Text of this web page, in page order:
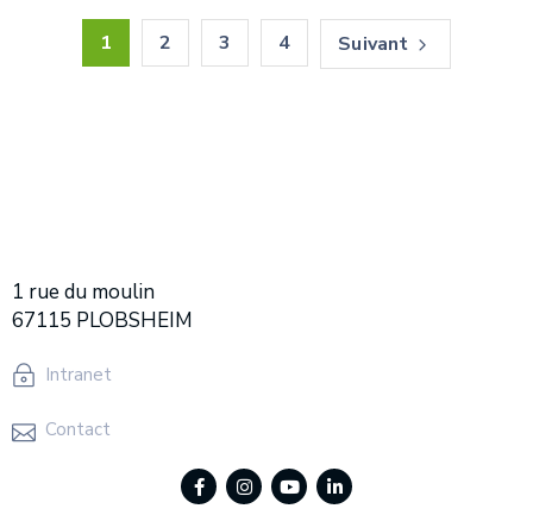
1 2 3 4 Suivant
1 rue du moulin
67115 PLOBSHEIM
Intranet
Contact